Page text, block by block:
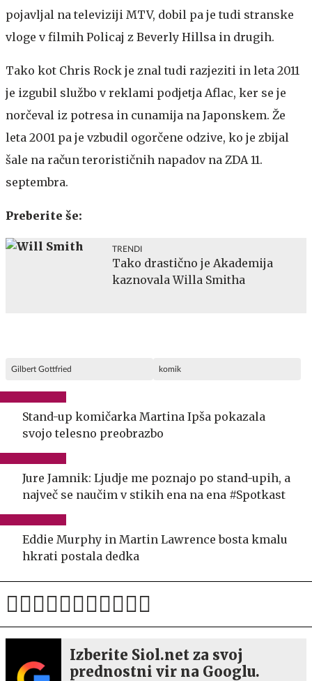
pojavljal na televiziji MTV, dobil pa je tudi stranske
vloge v filmih Policaj z Beverly Hillsa in drugih.
Tako kot Chris Rock je znal tudi razjeziti in leta 2011
je izgubil službo v reklami podjetja Aflac, ker se je
norčeval iz potresa in cunamija na Japonskem. Že
leta 2001 pa je vzbudil ogorčene odzive, ko je zbijal
šale na račun terorističnih napadov na ZDA 11.
septembra.
Preberite še:
TRENDI
Tako drastično je Akademija
kaznovala Willa Smitha
Gilbert Gottfried komik
Stand-up komičarka Martina Ipša pokazala
svojo telesno preobrazbo
Jure Jamnik: Ljudje me poznajo po stand-upih, a
največ se naučim v stikih ena na ena #Spotkast
Eddie Murphy in Martin Lawrence bosta kmalu
hkrati postala dedka
Izberite Siol.net za svoj
prednostni vir na Googlu.